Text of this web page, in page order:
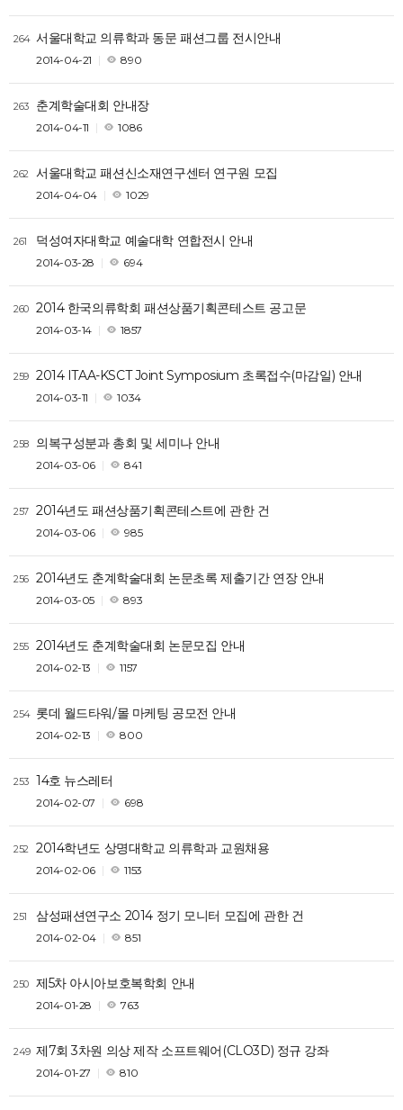
264 서울대학교 의류학과 동문 패션그룹 전시안내
2014-04-21 890
263 춘계학술대회 안내장
2014-04-11 1086
262 서울대학교 패션신소재연구센터 연구원 모집
2014-04-04 1029
261 덕성여자대학교 예술대학 연합전시 안내
2014-03-28 694
260 2014 한국의류학회 패션상품기획콘테스트 공고문
2014-03-14 1857
259 2014 ITAA-KSCT Joint Symposium 초록접수(마감일) 안내
2014-03-11 1034
258 의복구성분과 총회 및 세미나 안내
2014-03-06 841
257 2014년도 패션상품기획콘테스트에 관한 건
2014-03-06 985
256 2014년도 춘계학술대회 논문초록 제출기간 연장 안내
2014-03-05 893
255 2014년도 춘계학술대회 논문모집 안내
2014-02-13 1157
254 롯데 월드타워/몰 마케팅 공모전 안내
2014-02-13 800
253 14호 뉴스레터
2014-02-07 698
252 2014학년도 상명대학교 의류학과 교원채용
2014-02-06 1153
251 삼성패션연구소 2014 정기 모니터 모집에 관한 건
2014-02-04 851
250 제5차 아시아보호복학회 안내
2014-01-28 763
249 제7회 3차원 의상 제작 소프트웨어(CLO3D) 정규 강좌
2014-01-27 810